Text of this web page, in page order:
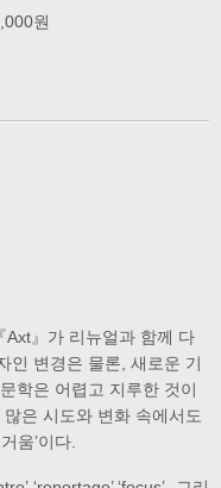
원
Axt』가 리뉴얼과 함께 다
인 변경은 물론, 새로운 기
학은 어렵고 지루한 것이
은 시도와 변화 속에서도
움’이다.